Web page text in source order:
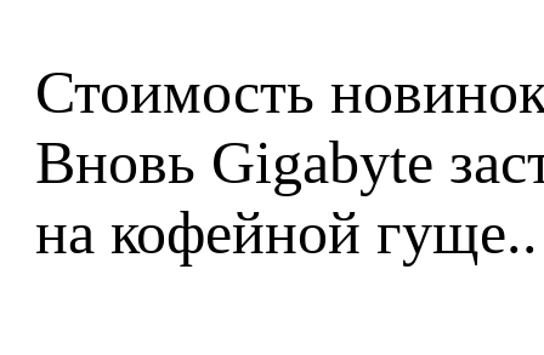
Стоимость
Вновь Gigabyte
на кофейной гуще..